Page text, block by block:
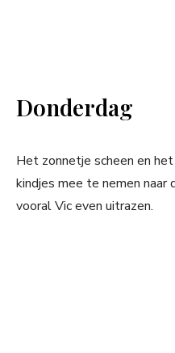
Donderdag
Het zonnetje scheen en
kindjes mee te nemen naar
vooral Vic even uitrazen.